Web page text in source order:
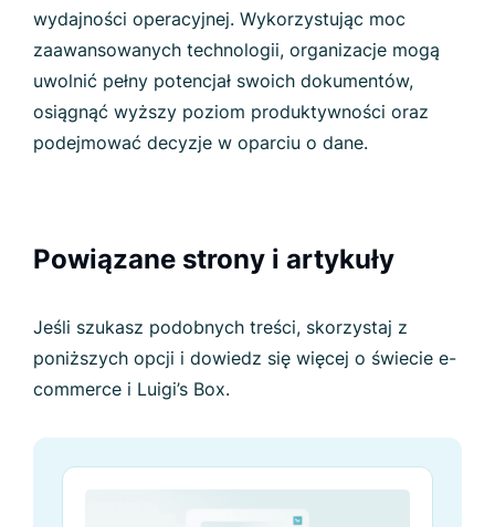
wydajności operacyjnej. Wykorzystując moc
zaawansowanych technologii, organizacje mogą
uwolnić pełny potencjał swoich dokumentów,
osiągnąć wyższy poziom produktywności oraz
podejmować decyzje w oparciu o dane.
Powiązane strony i artykuły
Jeśli szukasz podobnych treści, skorzystaj z
poniższych opcji i dowiedz się więcej o świecie e-
commerce i Luigi’s Box.